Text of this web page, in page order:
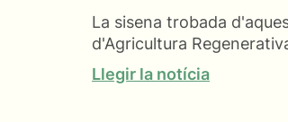
La sisena trobada
d'Agricultura
Llegir la notícia